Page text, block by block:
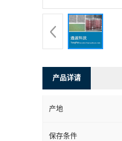
产品详请
产地
保存条件